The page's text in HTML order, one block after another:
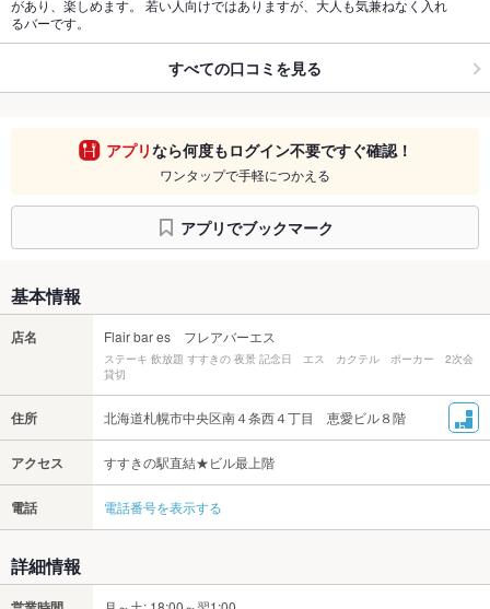
があり、楽しめます。 若い人向けではありますが、大人も気兼ねなく入れ
るバーです。
すべての口コミを見る
アプリなら何度もログイン不要ですぐ確認！
ワンタップで手軽につかえる
アプリでブックマーク
基本情報
店名 Flair bar es フレアバーエス
ステーキ 飲放題 すすきの 夜景 記念日 エス カクテル ポーカー 2次会
貸切
住所 北海道札幌市中央区南４条西４丁目 恵愛ビル８階
アクセス すすきの駅直結★ビル最上階
電話 電話番号を表示する
詳細情報